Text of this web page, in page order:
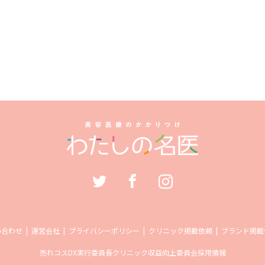
わせ 運営会社 プライバシーポリシー クリニック掲載依頼 ブランド掲
売れコスDX実行委員長クリニック収益向上委員会採用情報